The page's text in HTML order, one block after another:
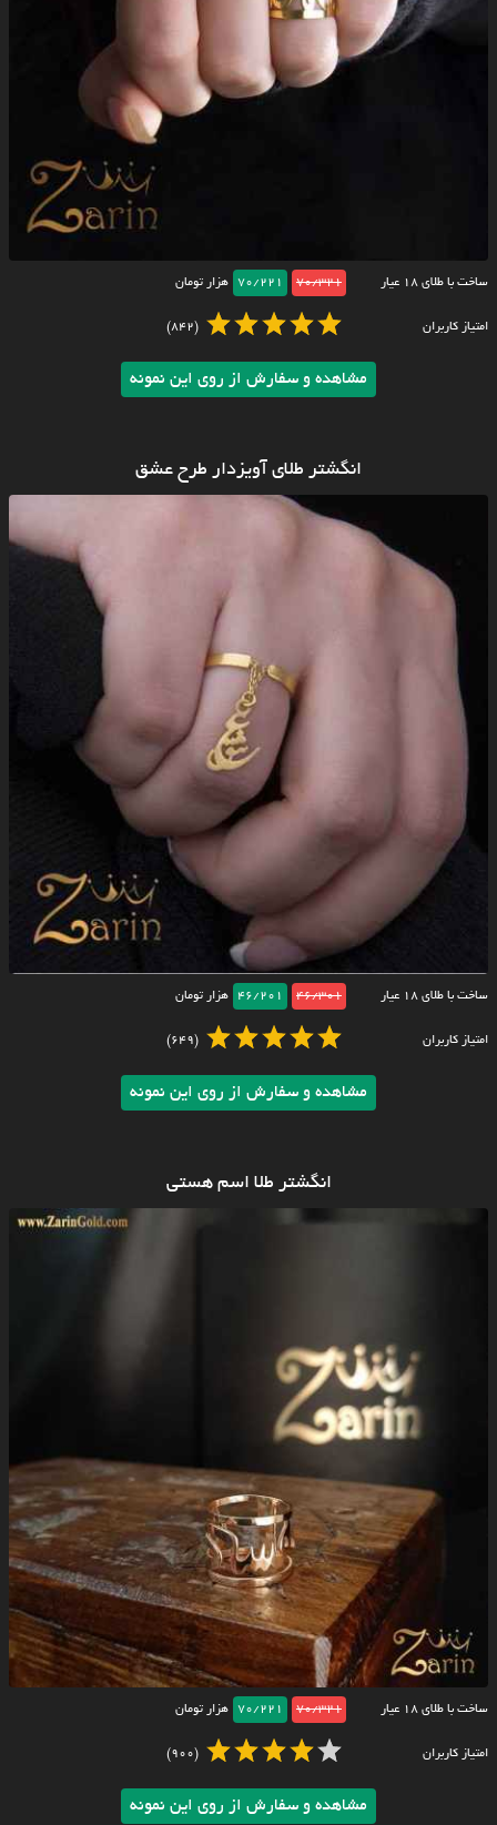
ساخت با طلای ۱۸ عیار 70/321
70/221 هزار تومان
امتیاز کاربران (842)
مشاهده و سفارش از روی این نمونه
انگشتر طلای آویزدار طرح عشق
ساخت با طلای ۱۸ عیار 46/301
46/201 هزار تومان
امتیاز کاربران (649)
مشاهده و سفارش از روی این نمونه
انگشتر طلا اسم هستی
ساخت با طلای ۱۸ عیار 70/321
70/221 هزار تومان
امتیاز کاربران (900)
مشاهده و سفارش از روی این نمونه